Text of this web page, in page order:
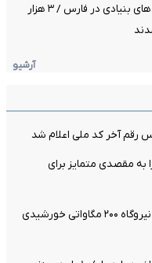
آغاز درمان یک بیماری مادرزادی با سلول‌های بنیادی در فارس / ۳ هزار
آرشیو
رقم آخر کد ملی اعلام شد
به مقصدی متمایز برای
جهشی بزرگ در انرژی سبز؛ مجوز احداث نیروگاه ۲۰۰ مگاواتی خورشیدی